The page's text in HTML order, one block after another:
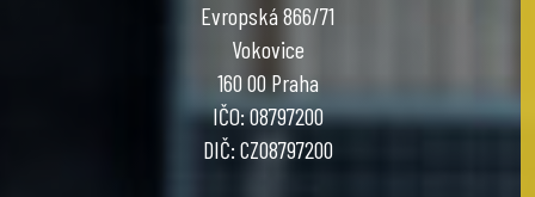
Evropská 866/71
Vokovice
160 00 Praha
IČO: 08797200
DIČ: CZ08797200